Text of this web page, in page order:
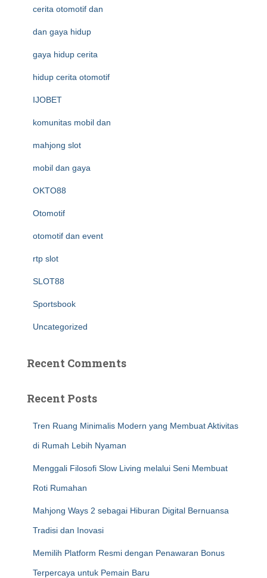
cerita otomotif dan
dan gaya hidup
gaya hidup cerita
hidup cerita otomotif
IJOBET
komunitas mobil dan
mahjong slot
mobil dan gaya
OKTO88
Otomotif
otomotif dan event
rtp slot
SLOT88
Sportsbook
Uncategorized
Recent Comments
Recent Posts
Tren Ruang Minimalis Modern yang Membuat Aktivitas
di Rumah Lebih Nyaman
Menggali Filosofi Slow Living melalui Seni Membuat
Roti Rumahan
Mahjong Ways 2 sebagai Hiburan Digital Bernuansa
Tradisi dan Inovasi
Memilih Platform Resmi dengan Penawaran Bonus
Terpercaya untuk Pemain Baru